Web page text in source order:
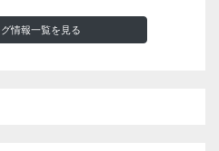
情報一覧を見る